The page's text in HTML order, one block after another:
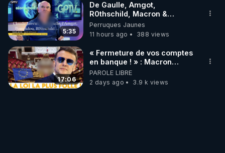
5:35
De Gaulle, Amgot,
R0thschild, Macron &
Pompidou… Macron Claude
Janvier, GPTV, 18 X 2024
Perruques Jaunes
11 hours ago
388 views
17:06
« Fermeture de vos comptes
en banque ! » : Macron
impose une loi folle !
PAROLE LIBRE
2 days ago
3.9 k views